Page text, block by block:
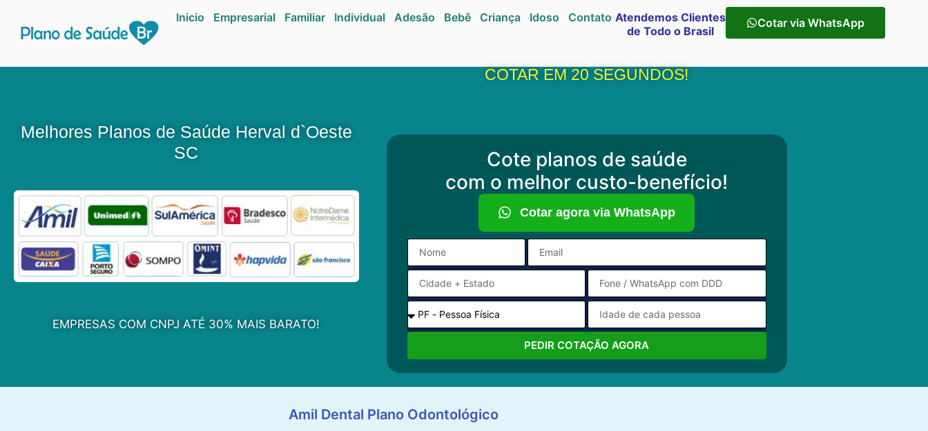
Inicio Empresarial Familiar Individual Adesão Bebê Criança Idoso Contato Atendemos Clientes
de Todo o Brasil
Cotar via WhatsApp
Melhores Planos de Saúde Herval d`Oeste
SC
EMPRESAS COM CNPJ ATÉ 30% MAIS BARATO!
COTAR EM 20 SEGUNDOS!
Cote planos de saúde
com o melhor custo-benefício!
Cotar agora via WhatsApp
PEDIR COTAÇÃO AGORA
Amil Dental Plano Odontológico